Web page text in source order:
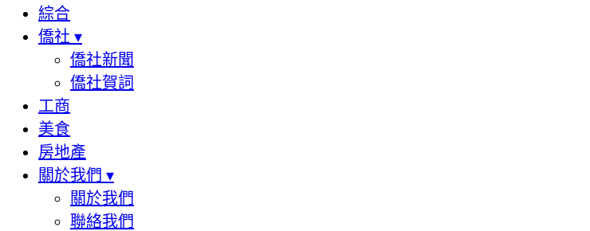
綜合
僑社 ▾
僑社新聞
僑社賀詞
工商
美食
房地產
關於我們 ▾
關於我們
聯絡我們